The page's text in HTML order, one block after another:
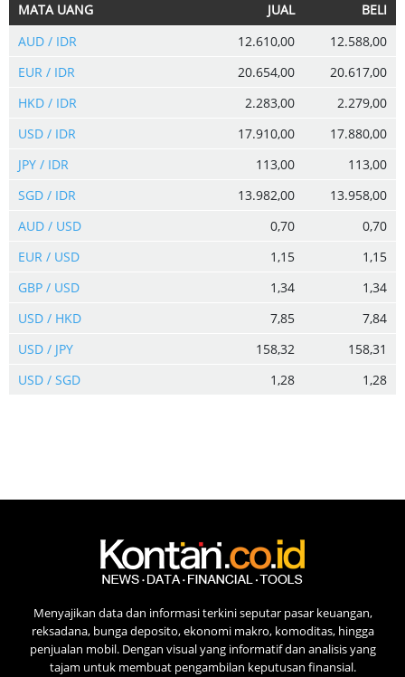
MATA UANG JUAL
BELI
AUD / IDR
12.610,00
12.588,00
EUR / IDR
20.654,00
20.617,00
HKD / IDR
2.283,00
2.279,00
USD / IDR
17.910,00
17.880,00
JPY / IDR
113,00
113,00
SGD / IDR
13.982,00
13.958,00
AUD / USD
0,70
0,70
EUR / USD
1,15
1,15
GBP / USD
1,34
1,34
USD / HKD
7,85
7,84
USD / JPY
158,32
158,31
USD / SGD
1,28 1,28
Menyajikan data dan informasi terkini seputar pasar keuangan,
reksadana, bunga deposito, ekonomi makro, komoditas, hingga
penjualan mobil. Dengan visual yang informatif dan analisis yang
tajam untuk membuat pengambilan keputusan finansial.